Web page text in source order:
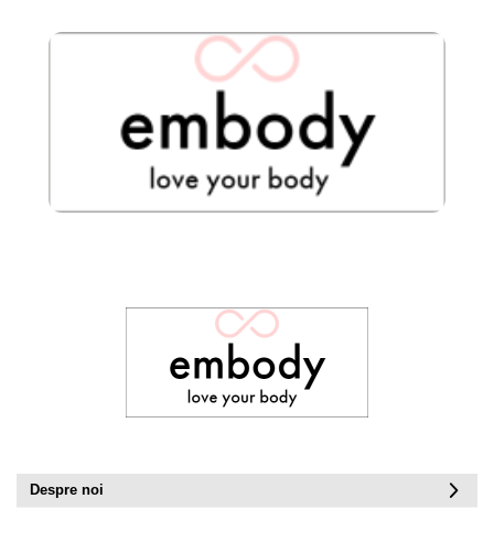
Despre noi